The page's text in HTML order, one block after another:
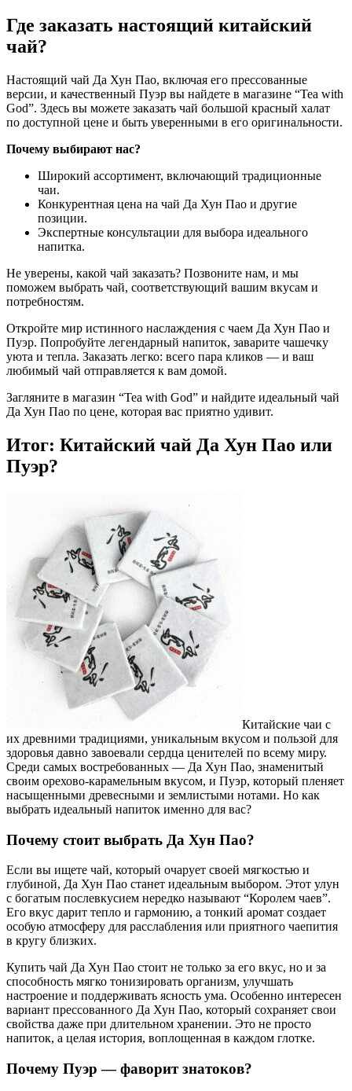
Где заказать настоящий китайский
чай?
Настоящий чай Да Хун Пао, включая его прессованные
версии, и качественный Пуэр вы найдете в магазине “Tea with
God”. Здесь вы можете заказать чай большой красный халат
по доступной цене и быть уверенными в его оригинальности.
Почему выбирают нас?
Широкий ассортимент, включающий традиционные
чаи.
Конкурентная цена на чай Да Хун Пао и другие
позиции.
Экспертные консультации для выбора идеального
напитка.
Не уверены, какой чай заказать? Позвоните нам, и мы
поможем выбрать чай, соответствующий вашим вкусам и
потребностям.
Откройте мир истинного наслаждения с чаем Да Хун Пао и
Пуэр. Попробуйте легендарный напиток, заварите чашечку
уюта и тепла. Заказать легко: всего пара кликов — и ваш
любимый чай отправляется к вам домой.
Загляните в магазин “Tea with God” и найдите идеальный чай
Да Хун Пао по цене, которая вас приятно удивит.
Итог: Китайский чай Да Хун Пао или
Пуэр?
Китайские чаи с
их древними традициями, уникальным вкусом и пользой для
здоровья давно завоевали сердца ценителей по всему миру.
Среди самых востребованных — Да Хун Пао, знаменитый
своим орехово-карамельным вкусом, и Пуэр, который пленяет
насыщенными древесными и землистыми нотами. Но как
выбрать идеальный напиток именно для вас?
Почему стоит выбрать Да Хун Пао?
Если вы ищете чай, который очарует своей мягкостью и
глубиной, Да Хун Пао станет идеальным выбором. Этот улун
с богатым послевкусием нередко называют “Королем чаев”.
Его вкус дарит тепло и гармонию, а тонкий аромат создает
особую атмосферу для расслабления или приятного чаепития
в кругу близких.
Купить чай Да Хун Пао стоит не только за его вкус, но и за
способность мягко тонизировать организм, улучшать
настроение и поддерживать ясность ума. Особенно интересен
вариант прессованного Да Хун Пао, который сохраняет свои
свойства даже при длительном хранении. Это не просто
напиток, а целая история, воплощенная в каждом глотке.
Почему Пуэр — фаворит знатоков?